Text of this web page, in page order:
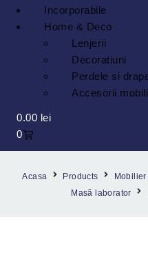
Incorporabile
Home & Deco
Lenjerii
Decoratiuni
Perdele si
Accesorii
0.00 lei
0
Acasa Products
Masă laborator